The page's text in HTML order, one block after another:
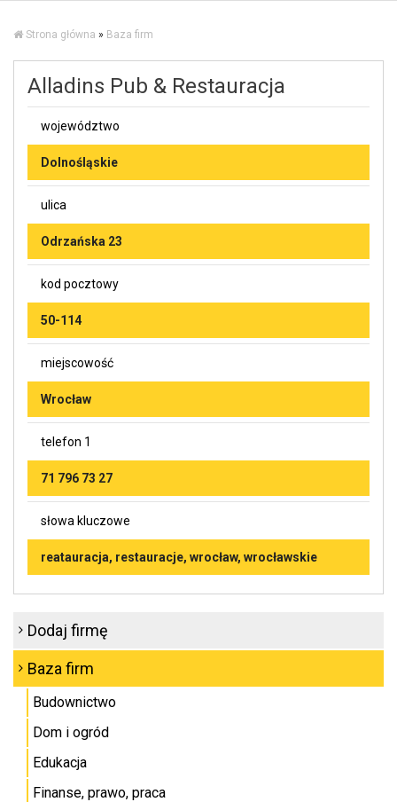
Strona główna » Baza firm
Alladins Pub & Restauracja
województwo
Dolnośląskie
ulica
Odrzańska 23
kod pocztowy
50-114
miejscowość
Wrocław
telefon 1
71 796 73 27
słowa kluczowe
reatauracja, restauracje, wrocław, wrocławskie
Dodaj firmę
Baza firm
Budownictwo
Dom i ogród
Edukacja
Finanse, prawo, praca